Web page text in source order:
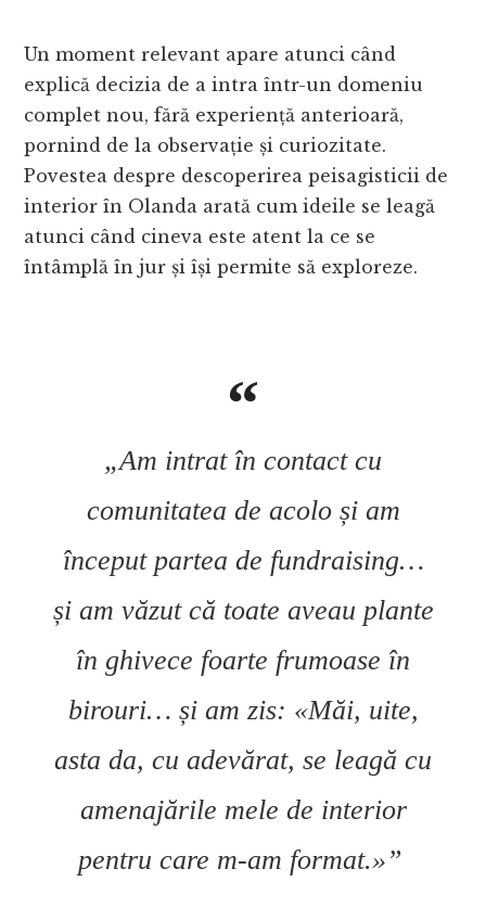
Un moment relevant apare atunci când
explică decizia de a intra într-un domeniu
complet nou, fără experiență anterioară,
pornind de la observație și curiozitate.
Povestea despre descoperirea peisagisticii de
interior în Olanda arată cum ideile se leagă
atunci când cineva este atent la ce se
întâmplă în jur și își permite să exploreze.
„Am intrat în contact cu
comunitatea de acolo și am
început partea de fundraising…
și am văzut că toate aveau plante
în ghivece foarte frumoase în
birouri… și am zis: «Măi, uite,
asta da, cu adevărat, se leagă cu
amenajările mele de interior
pentru care m-am format.»”